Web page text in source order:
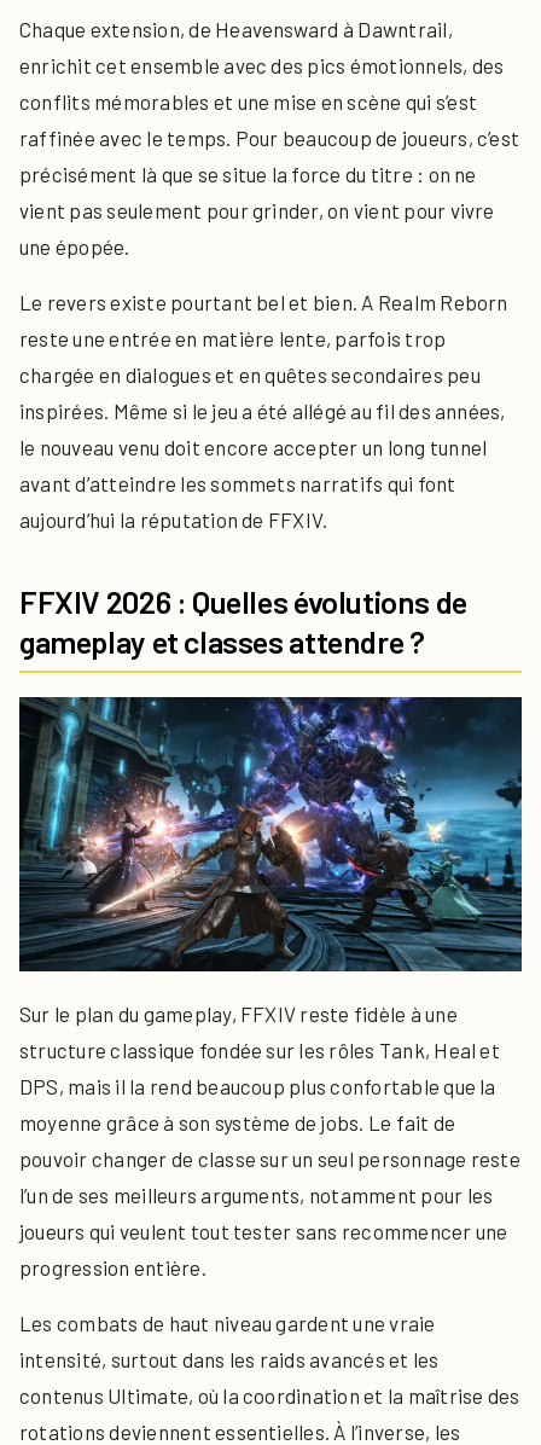
Chaque extension, de Heavensward à Dawntrail,
enrichit cet ensemble avec des pics émotionnels, des
conflits mémorables et une mise en scène qui s’est
raffinée avec le temps. Pour beaucoup de joueurs, c’est
précisément là que se situe la force du titre : on ne
vient pas seulement pour grinder, on vient pour vivre
une épopée.
Le revers existe pourtant bel et bien. A Realm Reborn
reste une entrée en matière lente, parfois trop
chargée en dialogues et en quêtes secondaires peu
inspirées. Même si le jeu a été allégé au fil des années,
le nouveau venu doit encore accepter un long tunnel
avant d’atteindre les sommets narratifs qui font
aujourd’hui la réputation de FFXIV.
FFXIV 2026 : Quelles évolutions de
gameplay et classes attendre ?
Sur le plan du gameplay, FFXIV reste fidèle à une
structure classique fondée sur les rôles Tank, Heal et
DPS, mais il la rend beaucoup plus confortable que la
moyenne grâce à son système de jobs. Le fait de
pouvoir changer de classe sur un seul personnage reste
l’un de ses meilleurs arguments, notamment pour les
joueurs qui veulent tout tester sans recommencer une
progression entière.
Les combats de haut niveau gardent une vraie
intensité, surtout dans les raids avancés et les
contenus Ultimate, où la coordination et la maîtrise des
rotations deviennent essentielles. À l’inverse, les